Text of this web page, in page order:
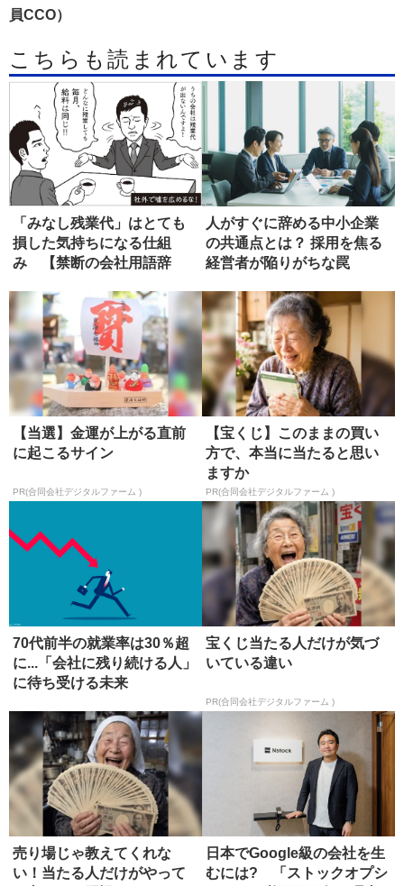
員CCO）
こちらも読まれています
「みなし残業代」はとても
損した気持ちになる仕組
み 【禁断の会社用語辞
人がすぐに辞める中小企業
の共通点とは？ 採用を焦る
経営者が陥りがちな罠
【当選】金運が上がる直前
に起こるサイン
PR(合同会社デジタルファーム )
【宝くじ】このままの買い
方で、本当に当たると思い
ますか
PR(合同会社デジタルファーム )
70代前半の就業率は30％超
に...「会社に残り続ける人」
に待ち受ける未来
宝くじ当たる人だけが気づ
いている違い
PR(合同会社デジタルファーム )
売り場じゃ教えてくれな
い！当たる人だけがやって
日本でGoogle級の会社を生
むには? 「ストックオプシ